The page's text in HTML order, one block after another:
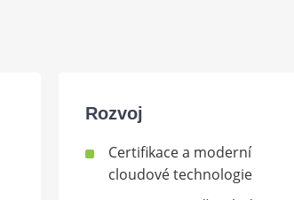
Rozvoj
Certifikace a moderní
cloudové technologie